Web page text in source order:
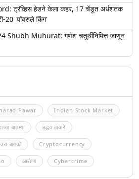
ट्रॅव्हिस हेडने केला कहर, 17 चेंडूत अर्धशतक
20 'पॉवरप्ले किंग'
Muhurat: गणेश चतुर्थीनिमित्त जाणून
Pawar Indian Stock Market
बातम्या उद्धव ठाकरे
बायको Cryptocurrency
आरोग्य Cybercrime